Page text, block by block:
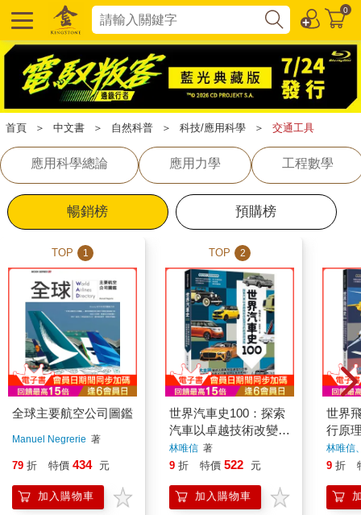
0
首頁 ＞ 中文書 ＞ 自然科普 ＞ 科技/應用科學 ＞ 交通工具
應用科學總論 應用力學 工程數學
暢銷榜 預購榜
TOP 1
全球主要航空公司圖鑑
Manuel Negrerie 著
79 折 特價 434 元
加入購物車
TOP 2
世界汽車史100：探索
汽車以卓越技術改變潮
流的起源與演進
林唯信 著
9 折 特價 522 元
加入購物車
世界
行原
識航
革
林唯信
훈)著
9 折